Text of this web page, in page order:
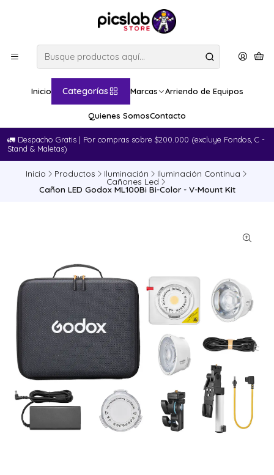
Inicio Categorías Marcas Arriendo de Equipos
Quienes SomosContacto
🚛​ Despacho Gratis | Por compras sobre $200.000 (excluye Fondos, C -
Stand & Maletas)
Inicio Productos Iluminación Iluminación Continua
Cañones Led
Cañon LED Godox ML100Bi Bi-Color - V-Mount Kit